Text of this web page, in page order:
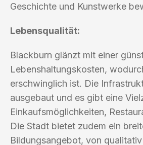
Geschichte und Kunstwerke
Lebensqualität:
Blackburn glänzt mit einer
Lebenshaltungskosten,
erschwinglich ist. Die
ausgebaut und es gibt eine
Einkaufsmöglichkeiten,
Die Stadt bietet zudem ein
Bildungsangebot, von